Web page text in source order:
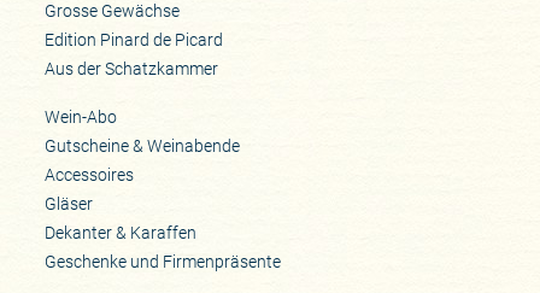
Grosse Gewächse
Edition Pinard de Picard
Aus der Schatzkammer
Wein-Abo
Gutscheine & Weinabende
Accessoires
Gläser
Dekanter & Karaffen
Geschenke und Firmenpräsente